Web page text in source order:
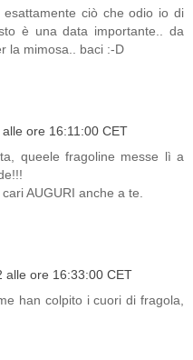
ciò che odio io di
è una data importante.. da
la mimosa.. baci :-D
ore 16:11:00 CET
queele fragoline messe lì a
AUGURI anche a te.
alle ore 16:33:00 CET
han colpito i cuori di fragola,